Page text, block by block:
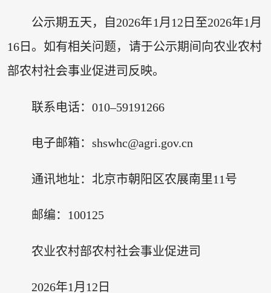
公示期五天，自2026年1月12日至2026年1月
16日。如有相关问题，请于公示期间向农业农村
部农村社会事业促进司反映。
联系电话：010–59191266
电子邮箱：shswhc@agri.gov.cn
通讯地址：北京市朝阳区农展南里11号
邮编：100125
农业农村部农村社会事业促进司
2026年1月12日